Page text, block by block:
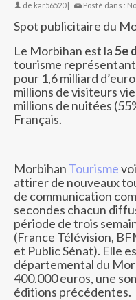
de kar56520 | Posté dans :
Spot publicitaire du
Le Morbihan est la5e
tourisme
pour 1,6 milliard
millions de visiteurs
millions de nuitées
Français.
Morbihan Tourisme
attirer de nouveaux
de communication
secondes chacun
période de trois
(France Télévision,
et Public Sénat). Elle
départemental du
400.000 euros, une
éditions précédentes.